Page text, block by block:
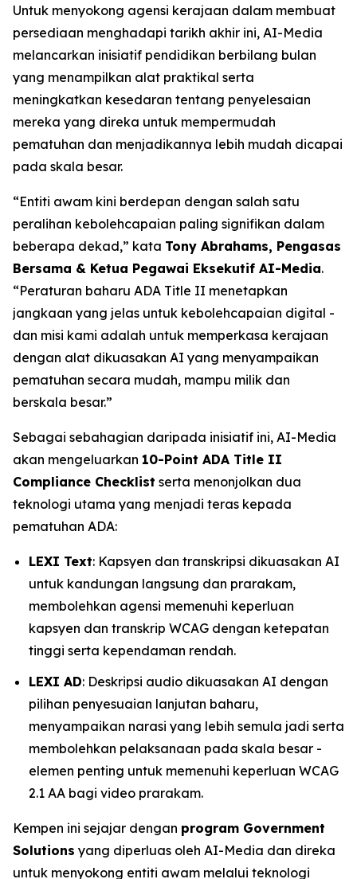
Untuk menyokong agensi kerajaan dalam membuat
persediaan menghadapi tarikh akhir ini, AI-Media
melancarkan inisiatif pendidikan berbilang bulan
yang menampilkan alat praktikal serta
meningkatkan kesedaran tentang penyelesaian
mereka yang direka untuk mempermudah
pematuhan dan menjadikannya lebih mudah dicapai
pada skala besar.
“Entiti awam kini berdepan dengan salah satu
peralihan kebolehcapaian paling signifikan dalam
beberapa dekad,” kata Tony Abrahams, Pengasas
Bersama & Ketua Pegawai Eksekutif AI-Media.
“Peraturan baharu ADA Title II menetapkan
jangkaan yang jelas untuk kebolehcapaian digital -
dan misi kami adalah untuk memperkasa kerajaan
dengan alat dikuasakan AI yang menyampaikan
pematuhan secara mudah, mampu milik dan
berskala besar.”
Sebagai sebahagian daripada inisiatif ini, AI-Media
akan mengeluarkan 10-Point ADA Title II
Compliance Checklist serta menonjolkan dua
teknologi utama yang menjadi teras kepada
pematuhan ADA:
LEXI Text: Kapsyen dan transkripsi dikuasakan AI
untuk kandungan langsung dan prarakam,
membolehkan agensi memenuhi keperluan
kapsyen dan transkrip WCAG dengan ketepatan
tinggi serta kependaman rendah.
LEXI AD: Deskripsi audio dikuasakan AI dengan
pilihan penyesuaian lanjutan baharu,
menyampaikan narasi yang lebih semula jadi serta
membolehkan pelaksanaan pada skala besar -
elemen penting untuk memenuhi keperluan WCAG
2.1 AA bagi video prarakam.
Kempen ini sejajar dengan program Government
Solutions yang diperluas oleh AI-Media dan direka
untuk menyokong entiti awam melalui teknologi